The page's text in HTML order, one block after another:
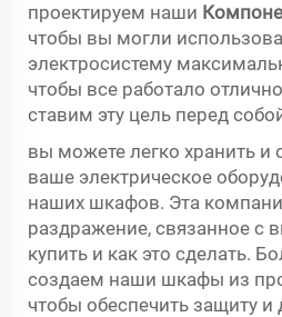
проектируем наши
чтобы вы могли
электросистему
чтобы все работало
ставим эту цель перед
вы можете легко хранить и
ваше электрическое
наших шкафов. Эта
раздражение, связанное с
купить и как это сделать.
создаем наши шкафы из
чтобы обеспечить защиту и